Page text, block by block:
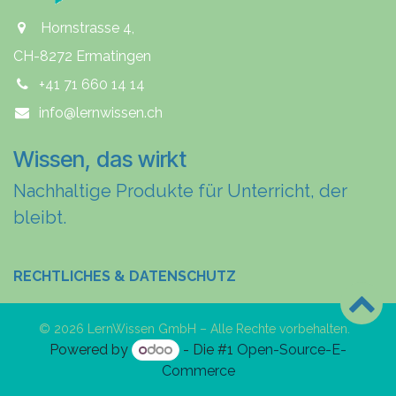
Hornstrasse 4,
CH-8272 Ermatingen
+41 71 660 14 14
info@lernwissen.ch
Wissen, das wirkt
Nachhaltige Produkte für Unterricht, der
bleibt.
RECHTLICHES & DATENSCHUTZ
© 2026 LernWissen GmbH – Alle Rechte vorbehalten.
Powered by - Die #1 Open-Source-E-
Commerce